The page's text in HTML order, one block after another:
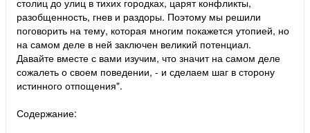
столиц до улиц в тихих городках, царят конфликты,
разобщенность, гнев и раздоры. Поэтому мы решили
поговорить на тему, которая многим покажется утопией, но
на самом деле в ней заключен великий потенциал.
Давайте вместе с вами изучим, что значит на самом деле
сожалеть о своем поведении, - и сделаем шаг в сторону
истинного отпощения".
Содержание: